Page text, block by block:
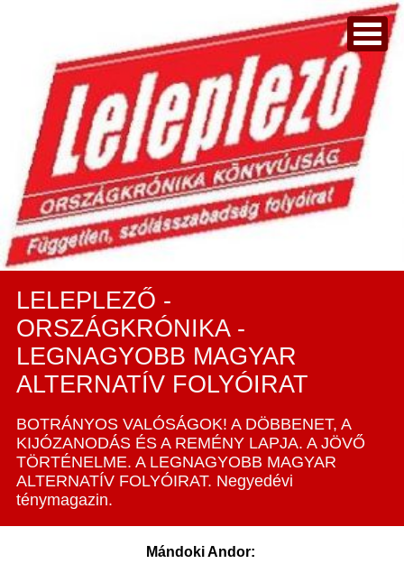
LELEPLEZŐ -
ORSZÁGKRÓNIKA -
LEGNAGYOBB MAGYAR
ALTERNATÍV FOLYÓIRAT
BOTRÁNYOS VALÓSÁGOK! A DÖBBENET, A
KIJÓZANODÁS ÉS A REMÉNY LAPJA. A JÖVŐ
TÖRTÉNELME. A LEGNAGYOBB MAGYAR
ALTERNATÍV FOLYÓIRAT. Negyedévi
ténymagazin.
Mándoki Andor: